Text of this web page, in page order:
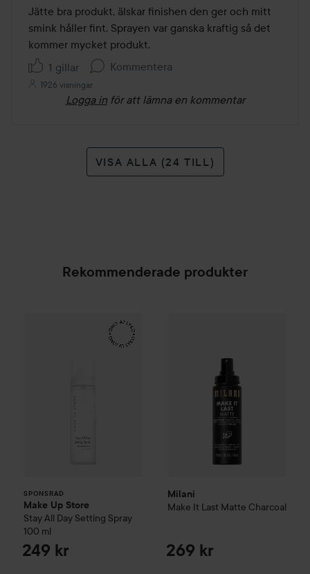
av
5
Jätte bra produkt, älskar finishen den ger och mitt
smink håller fint. Sprayen var ganska kraftig så det
kommer mycket produkt.
1 gillar
Kommentera
1926 visningar
Logga in för att lämna en kommentar
VISA ALLA (24 TILL)
Rekommenderade produkter
SPONSRAD
Make Up Store
Stay All Day Setting Spray
100 ml
249 kr
Make Up Store
Milani
Make It Last Matte Charcoal
269 kr